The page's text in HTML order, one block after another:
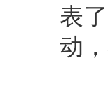
表
动